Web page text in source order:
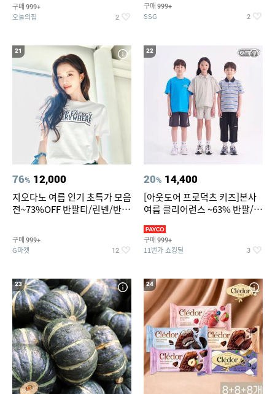
구매 999+
오늘의집 2
구매 999+
SSG 2
21
76% 12,000
지오다노 여름 인기 초특가 모음
전~73%OFF 반팔티/린넨/반바
구매 999+
G마켓 12
22
20% 14,400
[아웃도어 프로덕츠 키즈]본사
여름 클리어런스 ~63% 반팔/반
구매 999+
11번가 쇼킹딜 3
23 24